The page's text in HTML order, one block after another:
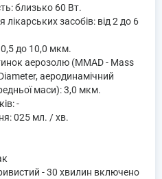
близько 60 Вт.
лікарських засобів: від 2 до 6
0,5 до 10,0 мкм.
аерозолю (MMAD - Mass
аеродинамічний
маси): 3,0 мкм.
-
025 мл. / хв.
- 30 хвилин включено